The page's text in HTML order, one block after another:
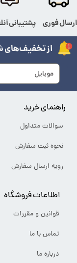
از تخفیف‌های
اطلاعات فروشگاه
قوانین و مقررات
تماس با ما
درباره ما
راهنمای خرید
سوالات متداول
نحوه ثبت سفارش
رویه ارسال سفارش
ارسال فوری پشتیبانی